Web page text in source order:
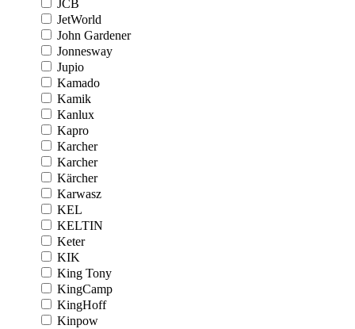
JCB
JetWorld
John Gardener
Jonnesway
Jupio
Kamado
Kamik
Kanlux
Kapro
Karcher
Karcher
Kärcher
Karwasz
KEL
KELTIN
Keter
KIK
King Tony
KingCamp
KingHoff
Kinpow